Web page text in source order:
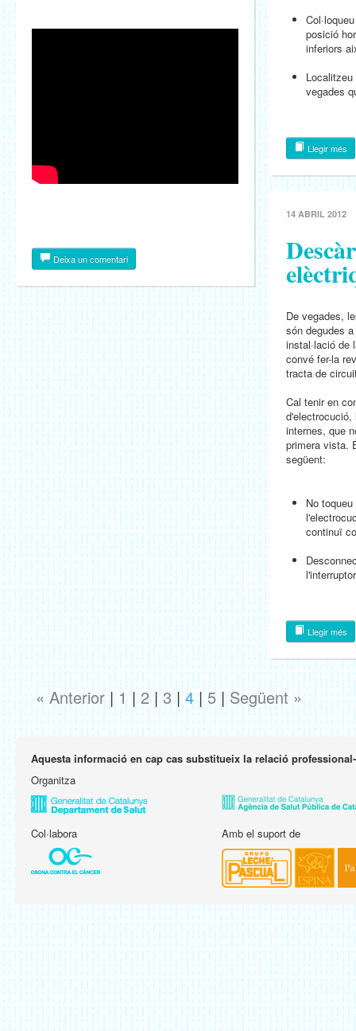
Deixa un comentari
posició
inferiors
vegades
Llegir més
14 ABRIL 2012
De vegades,
són degudes
instal·lació de
convé fer-la
tracta de
Cal tenir en
internes, que
primera vista.
següent:
No
continuï
Llegir més
« Anterior | 1 | 2 | 3 | 4 | 5 | Següent »
Aquesta informació en cap cas substitueix la relació
Organitza
Col·labora Amb el suport de